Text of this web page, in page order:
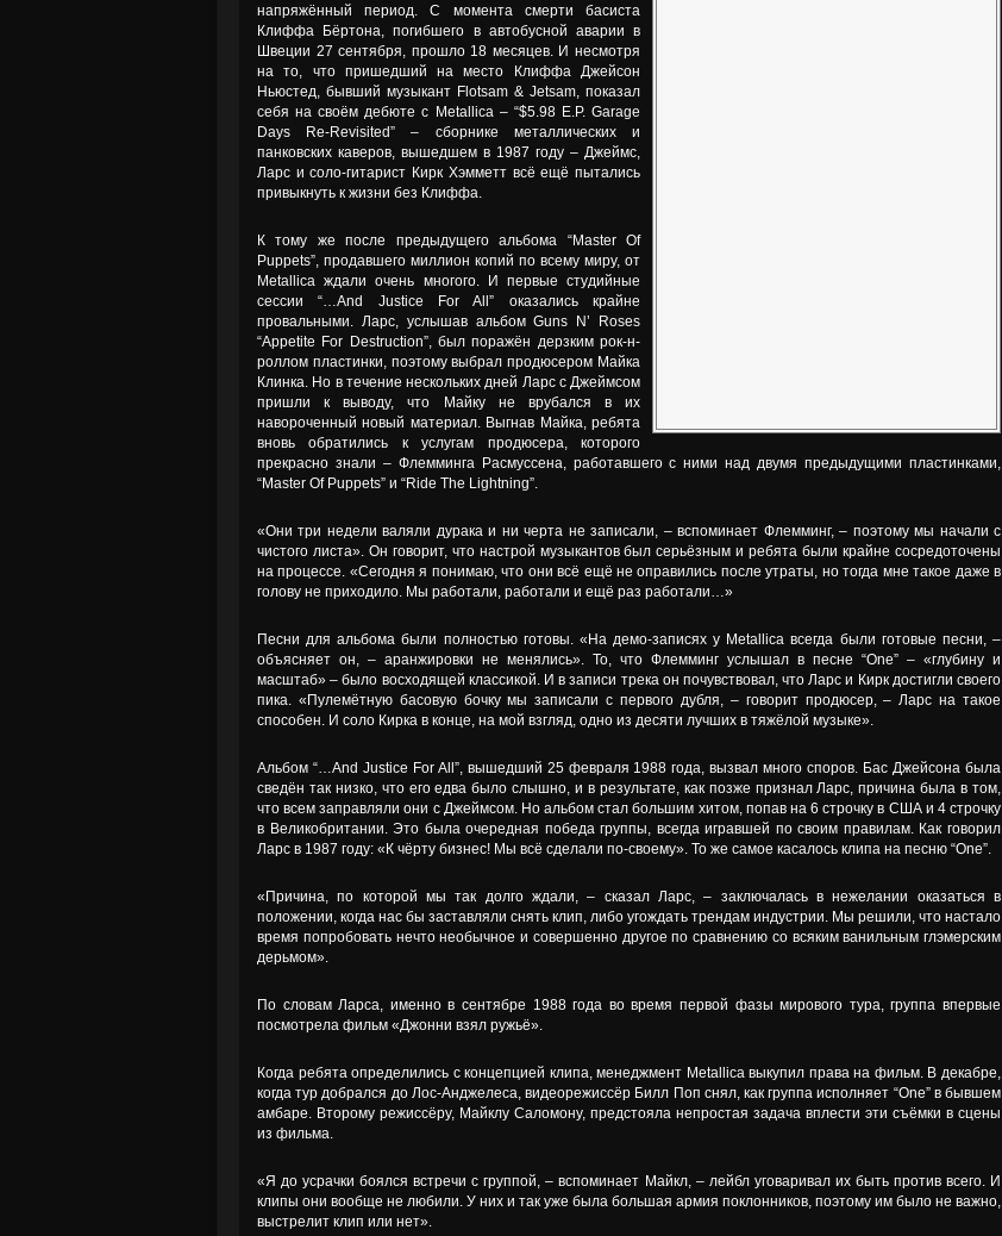
напряжённый период. С момента смерти басиста
Клиффа Бёртона, погибшего в автобусной аварии в
Швеции 27 сентября, прошло 18 месяцев. И несмотря
на то, что пришедший на место Клиффа Джейсон
Ньюстед, бывший музыкант Flotsam & Jetsam, показал
себя на своём дебюте с Metallica – “$5.98 E.P. Garage
Days Re-Revisited” – сборнике металлических и
панковских каверов, вышедшем в 1987 году – Джеймс,
Ларс и соло-гитарист Кирк Хэмметт всё ещё пытались
привыкнуть к жизни без Клиффа.
К тому же после предыдущего альбома “Master Of
Puppets”, продавшего миллион копий по всему миру, от
Metallica ждали очень многого. И первые студийные
сессии “…And Justice For All” оказались крайне
провальными. Ларс, услышав альбом Guns N’ Roses
“Appetite For Destruction”, был поражён дерзким рок-н-
роллом пластинки, поэтому выбрал продюсером Майка
Клинка. Но в течение нескольких дней Ларс с Джеймсом
пришли к выводу, что Майку не врубался в их
навороченный новый материал. Выгнав Майка, ребята
вновь обратились к услугам продюсера, которого
прекрасно знали – Флемминга Расмуссена, работавшего с ними над двумя предыдущими пластинками,
“Master Of Puppets” и “Ride The Lightning”.
«Они три недели валяли дурака и ни черта не записали, – вспоминает Флемминг, – поэтому мы начали с
чистого листа». Он говорит, что настрой музыкантов был серьёзным и ребята были крайне сосредоточены
на процессе. «Сегодня я понимаю, что они всё ещё не оправились после утраты, но тогда мне такое даже в
голову не приходило. Мы работали, работали и ещё раз работали…»
Песни для альбома были полностью готовы. «На демо-записях у Metallica всегда были готовые песни, –
объясняет он, – аранжировки не менялись». То, что Флемминг услышал в песне “One” – «глубину и
масштаб» – было восходящей классикой. И в записи трека он почувствовал, что Ларс и Кирк достигли своего
пика. «Пулемётную басовую бочку мы записали с первого дубля, – говорит продюсер, – Ларс на такое
способен. И соло Кирка в конце, на мой взгляд, одно из десяти лучших в тяжёлой музыке».
Альбом “…And Justice For All”, вышедший 25 февраля 1988 года, вызвал много споров. Бас Джейсона была
сведён так низко, что его едва было слышно, и в результате, как позже признал Ларс, причина была в том,
что всем заправляли они с Джеймсом. Но альбом стал большим хитом, попав на 6 строчку в США и 4 строчку
в Великобритании. Это была очередная победа группы, всегда игравшей по своим правилам. Как говорил
Ларс в 1987 году: «К чёрту бизнес! Мы всё сделали по-своему». То же самое касалось клипа на песню “One”.
«Причина, по которой мы так долго ждали, – сказал Ларс, – заключалась в нежелании оказаться в
положении, когда нас бы заставляли снять клип, либо угождать трендам индустрии. Мы решили, что настало
время попробовать нечто необычное и совершенно другое по сравнению со всяким ванильным глэмерским
дерьмом».
По словам Ларса, именно в сентябре 1988 года во время первой фазы мирового тура, группа впервые
посмотрела фильм «Джонни взял ружьё».
Когда ребята определились с концепцией клипа, менеджмент Metallica выкупил права на фильм. В декабре,
когда тур добрался до Лос-Анджелеса, видеорежиссёр Билл Поп снял, как группа исполняет “One” в бывшем
амбаре. Второму режиссёру, Майклу Саломону, предстояла непростая задача вплести эти съёмки в сцены
из фильма.
«Я до усрачки боялся встречи с группой, – вспоминает Майкл, – лейбл уговаривал их быть против всего. И
клипы они вообще не любили. У них и так уже была большая армия поклонников, поэтому им было не важно,
выстрелит клип или нет».